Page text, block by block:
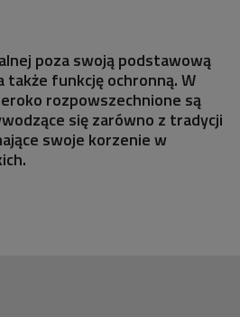
poza swoją podstawową
także funkcję ochronną. W
rozpowszechnione są
się zarówno z tradycji
swoje korzenie w